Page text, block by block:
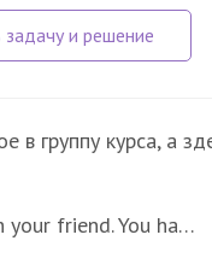
в группу курса, а
friend. You ha…